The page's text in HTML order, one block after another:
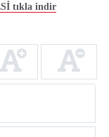
tıkla indir